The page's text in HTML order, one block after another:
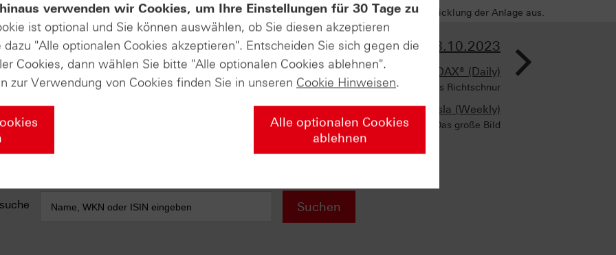
anfallen) sind in der Darstellung nicht berücksichtigt und wirken sich negativ auf die Wertentwicklung der Anlage aus.
>
AUSGABE VOM 18.10.2023
DAX® (Daily)
15.500/15.600 Punkte als Richtschnur
Tesla (Weekly)
Das große Bild
AUSGABE VOM 17.10.2023
DAX® (Daily)
Entspannung ja - Entwarnung nein!
Suchen
verwenden wir Cookies, um Ihre Einstellungen für 30 Tage zu
ist optional und Sie können auswählen, ob Sie diesen akzeptieren
"Alle optionalen Cookies akzeptieren". Entscheiden Sie sich gegen die
Cookies, dann wählen Sie bitte "Alle optionalen Cookies ablehnen".
zur Verwendung von Cookies finden Sie in unseren Cookie Hinweisen.
Alle optionalen Cookies
ablehnen